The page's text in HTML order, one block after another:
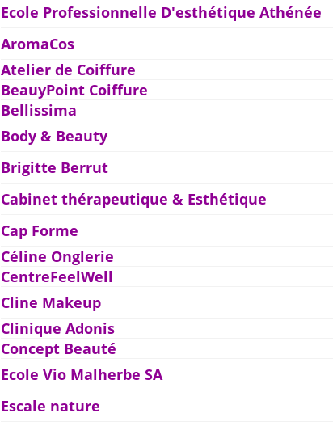
Ecole Professionnelle D'esthétique Athénée
AromaCos
Atelier de Coiffure
BeauyPoint Coiffure
Bellissima
Body & Beauty
Brigitte Berrut
Cabinet thérapeutique & Esthétique
Cap Forme
Céline Onglerie
CentreFeelWell
Cline Makeup
Clinique Adonis
Concept Beauté
Ecole Vio Malherbe SA
Escale nature